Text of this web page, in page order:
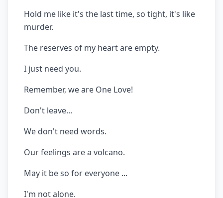
Hold me like it's the last time, so tight, it's like
murder.
The reserves of my heart are empty.
I just need you.
Remember, we are One Love!
Don't leave...
We don't need words.
Our feelings are a volcano.
May it be so for everyone ...
I'm not alone.